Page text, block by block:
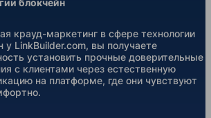
блокчейн
крауд-маркетинг в сфере технологии
у LinkBuilder.com, вы получаете
установить прочные доверительные
с клиентами через естественную
на платформе, где они чувствуют